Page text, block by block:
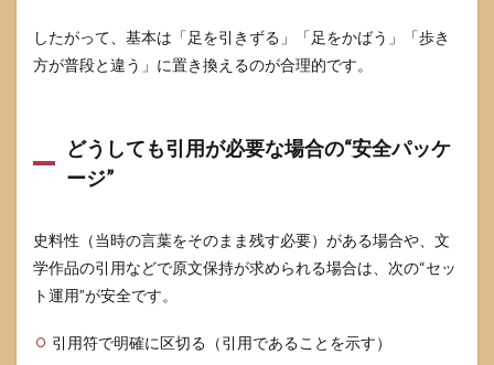
したがって、基本は「足を引きずる」「足をかばう」「歩き
方が普段と違う」に置き換えるのが合理的です。
どうしても引用が必要な場合の“安全パッケ
ージ”
史料性（当時の言葉をそのまま残す必要）がある場合や、文
学作品の引用などで原文保持が求められる場合は、次の“セッ
ト運用”が安全です。
引用符で明確に区切る（引用であることを示す）